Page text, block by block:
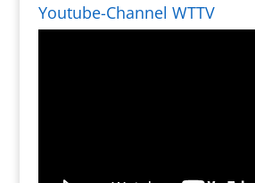
Youtube-Channel WTTV